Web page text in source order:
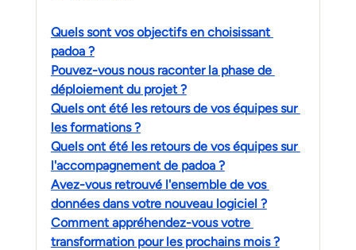
Quels sont vos objectifs en choisissant
padoa ?
Pouvez-vous nous raconter la phase de
déploiement du projet ?
Quels ont été les retours de vos équipes sur
les formations ?
Quels ont été les retours de vos équipes sur
l'accompagnement de padoa ?
Avez-vous retrouvé l'ensemble de vos
données dans votre nouveau logiciel ?
Comment appréhendez-vous votre
transformation pour les prochains mois ?